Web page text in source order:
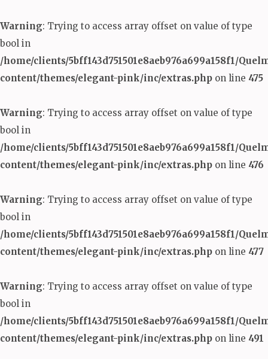
Warning: Trying to access array offset on value of type
bool in
/home/clients/5bff143d751501e8aeb976a699a158f1/
content/themes/elegant-pink/inc/extras.php on line 475
Warning: Trying to access array offset on value of type
bool in
/home/clients/5bff143d751501e8aeb976a699a158f1/
content/themes/elegant-pink/inc/extras.php on line 476
Warning: Trying to access array offset on value of type
bool in
/home/clients/5bff143d751501e8aeb976a699a158f1/
content/themes/elegant-pink/inc/extras.php on line 477
Warning: Trying to access array offset on value of type
bool in
/home/clients/5bff143d751501e8aeb976a699a158f1/
content/themes/elegant-pink/inc/extras.php on line 491